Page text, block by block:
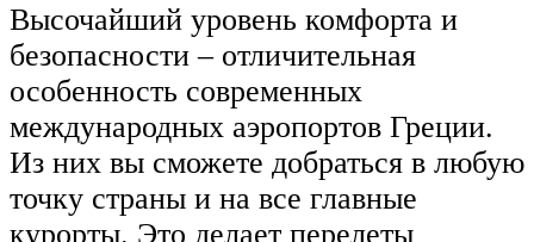
Высочайший уровень комфорта и
безопасности – отличительная
особенность современных
международных аэропортов Греции.
Из них вы сможете добраться в любую
точку страны и на все главные
курорты. Это делает перелеты